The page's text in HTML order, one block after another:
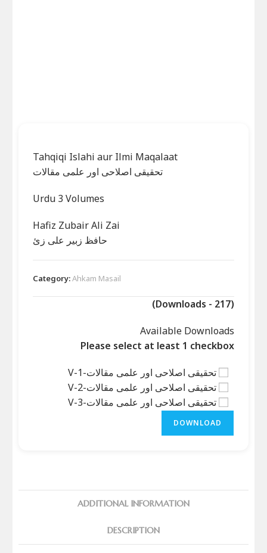
Tahqiqi Islahi aur Ilmi Maqalaat
تحقیقی اصلاحی اور علمی مقالات
Urdu 3 Volumes
Hafiz Zubair Ali Zai
حافظ زبیر علی زئ
Category:Ahkam Masail
(Downloads - 217)
Available Downloads
Please select at least 1 checkbox
تحقیقی اصلاحی اور علمی مقالات-V-1
تحقیقی اصلاحی اور علمی مقالات-V-2
تحقیقی اصلاحی اور علمی مقالات-V-3
DOWNLOAD
ADDITIONAL INFORMATION
DESCRIPTION